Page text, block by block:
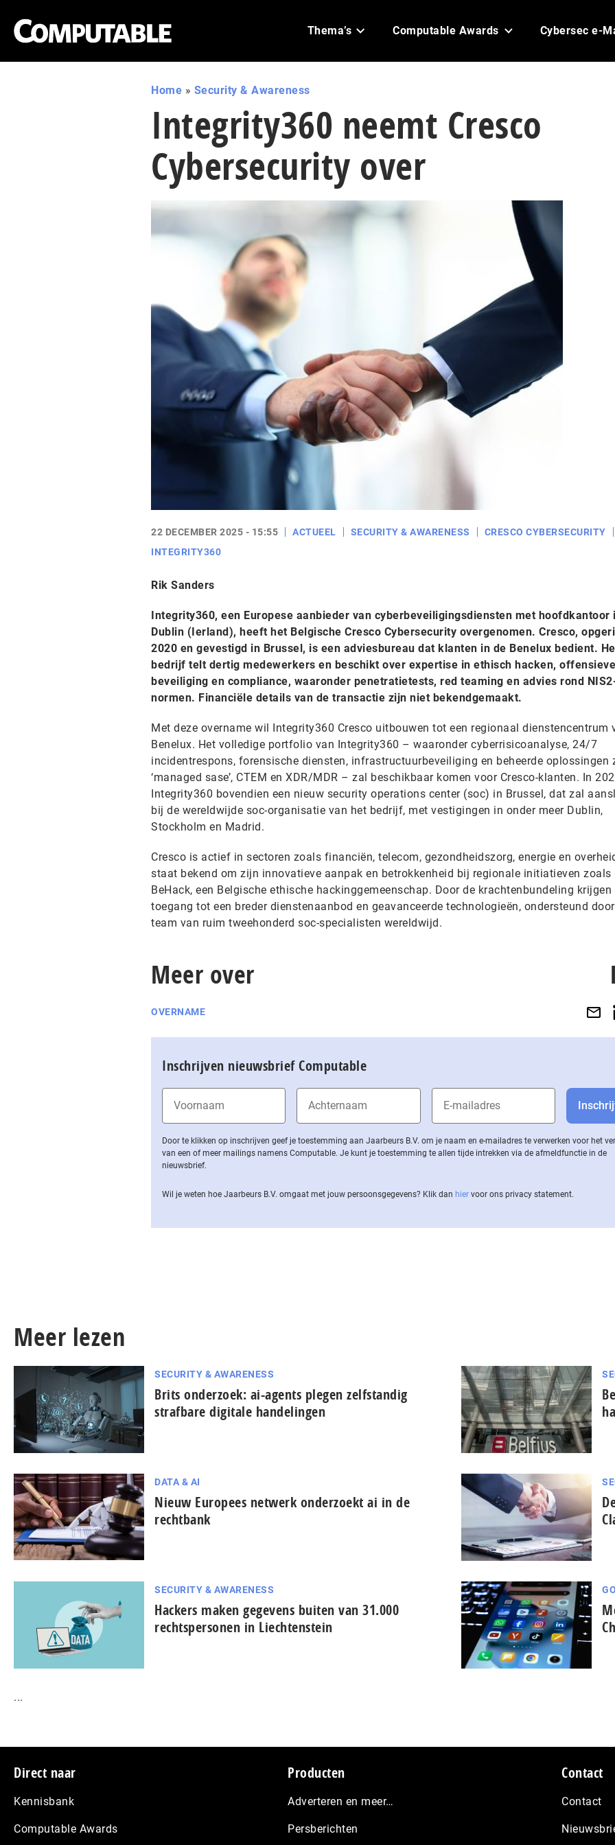
Thema’s Computable Awards Cybersec e-
Home » Security & Awareness
Integrity360 neemt Cresco
Cybersecurity over
22 DECEMBER 2025 - 15:55 ACTUEEL SECURITY & AWARENESS
CRESCO CYBERSECURITY
INTEGRITY360
Rik Sanders
Integrity360, een Europese aanbieder van cyberbeveiligingsdiensten met hoofdkantoor
Dublin (Ierland), heeft het Belgische Cresco Cybersecurity overgenomen. Cresco,
2020 en gevestigd in Brussel, is een adviesbureau dat klanten in de Benelux bedient.
bedrijf telt dertig medewerkers en beschikt over expertise in ethisch hacken, offensieve
beveiliging en compliance, waaronder penetratietests, red teaming en advies rond
normen. Financiële details van de transactie zijn niet bekendgemaakt.
Met deze overname wil Integrity360 Cresco uitbouwen tot een regionaal dienstencentrum
Benelux. Het volledige portfolio van Integrity360 – waaronder cyberrisicoanalyse, 24/7
incidentrespons, forensische diensten, infrastructuurbeveiliging en beheerde oplossingen
‘managed sase’, CTEM en XDR/MDR – zal beschikbaar komen voor Cresco-klanten. In
Integrity360 bovendien een nieuw security operations center (soc) in Brussel, dat zal
bij de wereldwijde soc-organisatie van het bedrijf, met vestigingen in onder meer Dublin,
Stockholm en Madrid.
Cresco is actief in sectoren zoals financiën, telecom, gezondheidszorg, energie en
staat bekend om zijn innovatieve aanpak en betrokkenheid bij regionale initiatieven zoals
BeHack, een Belgische ethische hackinggemeenschap. Door de krachtenbundeling krijgen
toegang tot een breder dienstenaanbod en geavanceerde technologieën, ondersteund
team van ruim tweehonderd soc-specialisten wereldwijd.
Meer over
OVERNAME
Inschrijven nieuwsbrief Computable
Door te klikken op inschrijven geef je toestemming aan Jaarbeurs B.V. om je naam en e-mailadres te verwerken voor het
van een of meer mailings namens Computable. Je kunt je toestemming te allen tijde intrekken via de af­meld­func­tie in de
nieuwsbrief.
Wil je weten hoe Jaarbeurs B.V. omgaat met jouw per­soons­ge­ge­vens? Klik dan hier voor ons privacy statement.
Meer lezen
SECURITY & AWARENESS
Brits onderzoek: ai-agents plegen zelfstandig
strafbare digitale handelingen
DATA & AI
Nieuw Europees netwerk onderzoekt ai in de
rechtbank
SECURITY & AWARENESS
Hackers maken gegevens buiten van 31.000
rechtspersonen in Liechtenstein
...
Footer
Direct naar
Kennisbank
Computable Awards
Producten
Adverteren en meer…
Persberichten
Contact
Contact